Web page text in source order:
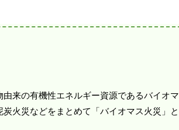
来の有機性エネルギー資源であるバイオマ
火災などをまとめて「バイオマス火災」と